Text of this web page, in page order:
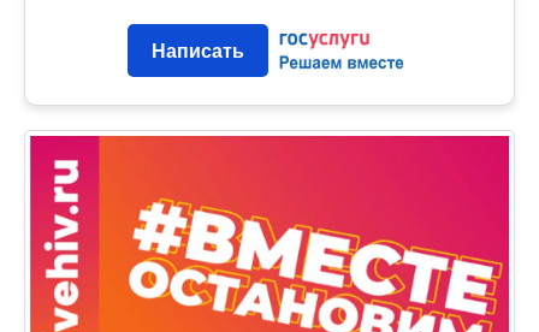
Написать